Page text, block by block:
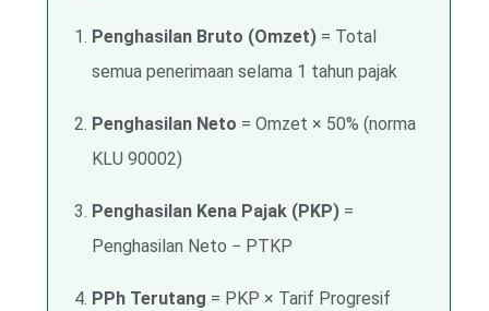
Penghasilan Bruto (Omzet) = Total
semua penerimaan selama 1 tahun pajak
Penghasilan Neto = Omzet × 50% (norma
KLU 90002)
Penghasilan Kena Pajak (PKP) =
Penghasilan Neto − PTKP
PPh Terutang = PKP × Tarif Progresif